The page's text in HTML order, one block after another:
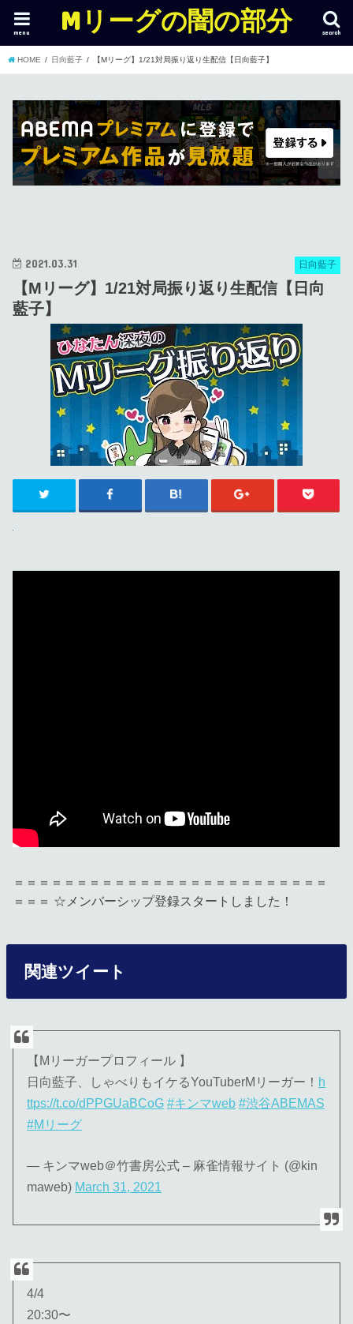
Mリーグの闇の部分 search
menu
HOME 日向藍子 【Mリーグ】1/21対局振り返り生配信【日向藍子】
日向藍子
2021.03.31
【Mリーグ】1/21対局振り返り生配信【日向
藍子】
＝＝＝＝＝＝＝＝＝＝＝＝＝＝＝＝＝＝＝＝＝＝＝＝＝
＝＝＝ ☆メンバーシップ登録スタートしました！
関連ツイート
【Mリーガープロフィール 】
日向藍子、しゃべりもイケるYouTuberMリーガー！ h
ttps://t.co/dPPGUaBCoG #キンマweb #渋谷ABEMAS
#Mリーグ
— キンマweb＠竹書房公式 – 麻雀情報サイト (@kin
maweb) March 31, 2021
4/4
20:30〜